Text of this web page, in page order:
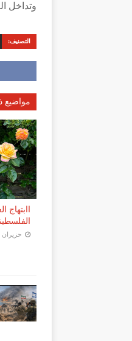
وتداخل
التصنيف:
مواضيع
حزيران 30, 2026